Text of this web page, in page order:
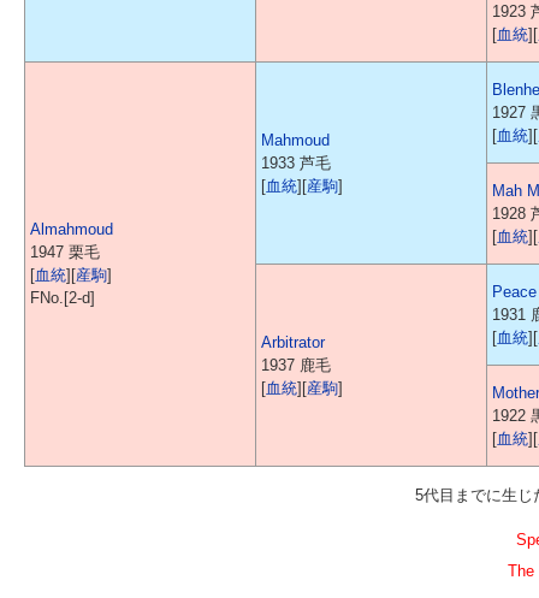
1923
[血統][
Almahmoud
1947 栗毛
[血統][産駒]
FNo.[2-d]
Mahmoud
1933 芦毛
[血統][産駒]
1927
[血統][
Mah
1928
[血統][
Arbitrator
1937 鹿毛
[血統][産駒]
1931
[血統][
1922
[血統][
5代目までに生
The